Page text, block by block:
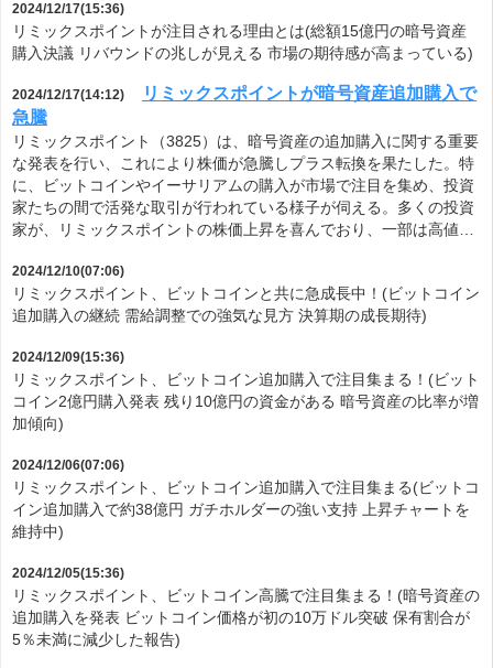
2024/12/17(15:36)
リミックスポイントが注目される理由とは(総額15億円の暗号資産
購入決議 リバウンドの兆しが見える 市場の期待感が高まっている)
2024/12/17(14:12)
リミックスポイントが暗号資産追加購入で
急騰
リミックスポイント（3825）は、暗号資産の追加購入に関する重要
な発表を行い、これにより株価が急騰しプラス転換を果たした。特
に、ビットコインやイーサリアムの購入が市場で注目を集め、投資
家たちの間で活発な取引が行われている様子が伺える。多くの投資
家が、リミックスポイントの株価上昇を喜んでおり、一部は高値…
2024/12/10(07:06)
リミックスポイント、ビットコインと共に急成長中！(ビットコイン
追加購入の継続 需給調整での強気な見方 決算期の成長期待)
2024/12/09(15:36)
リミックスポイント、ビットコイン追加購入で注目集まる！(ビット
コイン2億円購入発表 残り10億円の資金がある 暗号資産の比率が増
加傾向)
2024/12/06(07:06)
リミックスポイント、ビットコイン追加購入で注目集まる(ビットコ
イン追加購入で約38億円 ガチホルダーの強い支持 上昇チャートを
維持中)
2024/12/05(15:36)
リミックスポイント、ビットコイン高騰で注目集まる！(暗号資産の
追加購入を発表 ビットコイン価格が初の10万ドル突破 保有割合が
5％未満に減少した報告)